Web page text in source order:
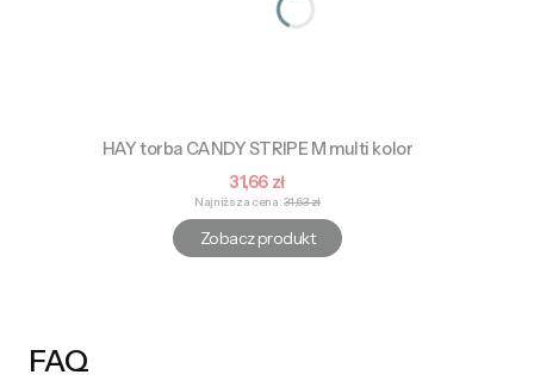
HAY torba CANDY STRIPE M multi kolor
Cena promocyjna
31,66 zł
Najniższa cena: 31,63 zł
Zobacz produkt
FAQ